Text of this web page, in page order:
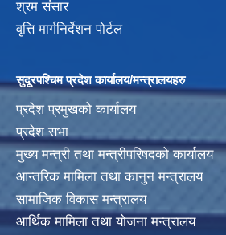
श्रम संसार
वृत्ति मार्गनिर्देशन पोर्टल
सुदूरपश्चिम प्रदेश कार्यालय/मन्त्रालयहरु
प्रदेश प्रमुखको कार्यालय
प्रदेश सभा
मुख्य मन्त्री तथा मन्त्रीपरिषदको कार्यालय
आन्तरिक मामिला तथा कानुन मन्त्रालय
सामाजिक विकास मन्त्रालय
आर्थिक मामिला तथा योजना मन्त्रालय